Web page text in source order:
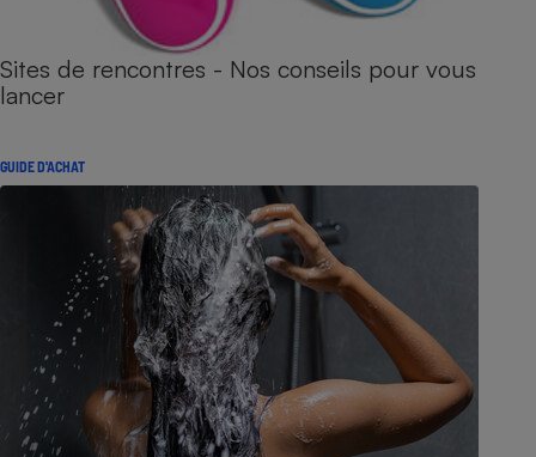
Sites de rencontres - Nos conseils pour vous
lancer
GUIDE D'ACHAT